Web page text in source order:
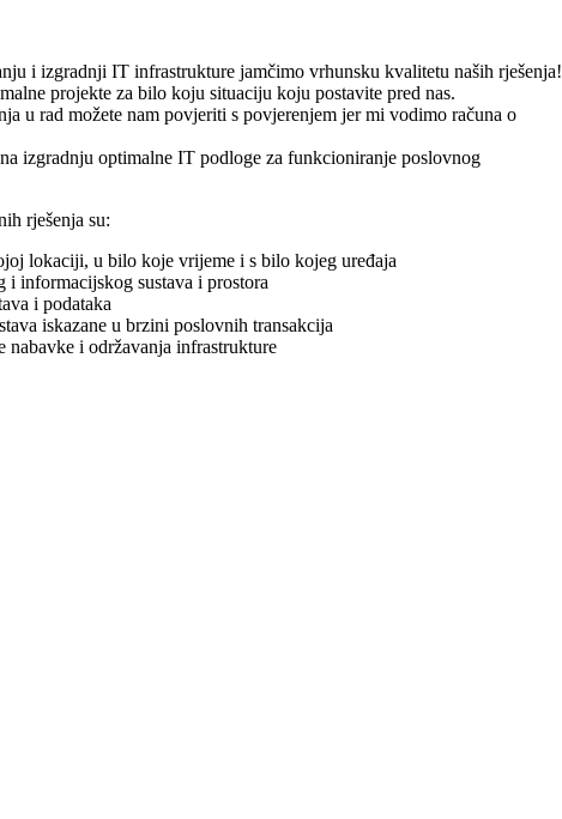
i izgradnji IT infrastrukture jamčimo vrhunsku kvalitetu naših rješenja!
projekte za bilo koju situaciju koju postavite pred nas.
u rad možete nam povjeriti s povjerenjem jer mi vodimo računa o
izgradnju optimalne IT podloge za funkcioniranje poslovnog
rješenja su:
lokaciji, u bilo koje vrijeme i s bilo kojeg uređaja
i informacijskog sustava i prostora
i podataka
iskazane u brzini poslovnih transakcija
i održavanja infrastrukture